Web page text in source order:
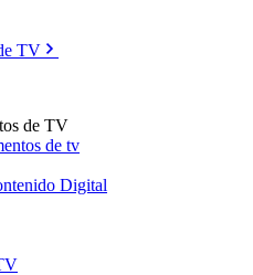
TV
de TV
de tv
Digital